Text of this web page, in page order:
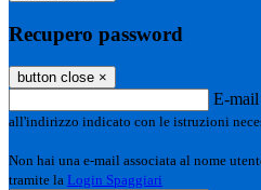
Recupero password
button close ×
E-mail
all'indirizzo indicato con le istruzioni
Non hai una e-mail associata al nome
tramite la Login Spaggiari